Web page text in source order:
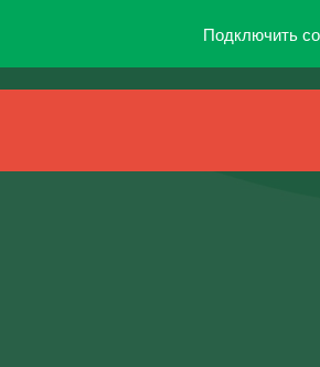
Подключить